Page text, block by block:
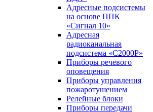
Адресные подсистемы
на основе ППК
«Сигнал 10»
Адресная
радиоканальная
подсистема «С2000Р»
Приборы речевого
оповещения
Приборы управления
пожаротушением
Релейные блоки
Приборы передачи